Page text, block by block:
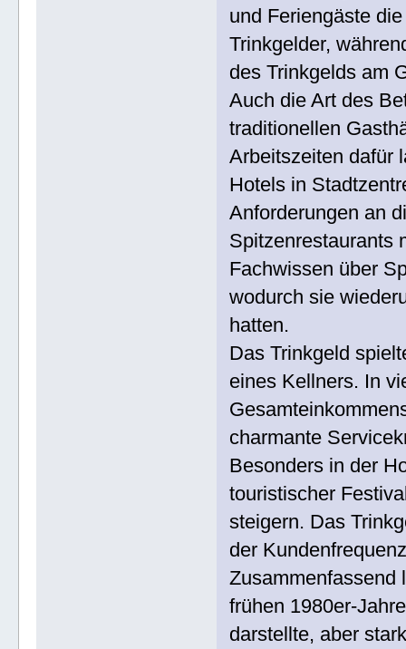
und Feriengäste
Trinkgelder,
des Trinkgelds am
Auch die Art des
traditionellen
Arbeitszeiten dafür
Hotels in
Anforderungen an
Spitzenrestaurants
Fachwissen über
wodurch sie
hatten.
Das Trinkgeld
eines Kellners. In
charmante
Besonders in der
touristischer
steigern. Das
der
Zusammenfassend
frühen 1980er-
darstellte, aber